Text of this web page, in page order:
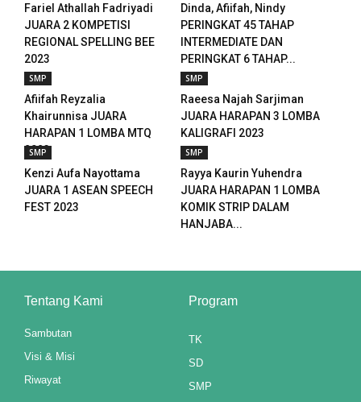
panel
panel
panel
panel
panel
panel
Fariel Athallah Fadriyadi
JUARA 2 KOMPETISI
REGIONAL SPELLING BEE
2023
Dinda, Afiifah, Nindy
PERINGKAT 45 TAHAP
INTERMEDIATE DAN
PERINGKAT 6 TAHAP...
SMP
Afiifah Reyzalia
Khairunnisa JUARA
HARAPAN 1 LOMBA MTQ
2023
SMP
Raeesa Najah Sarjiman
JUARA HARAPAN 3 LOMBA
KALIGRAFI 2023
SMP
Kenzi Aufa Nayottama
JUARA 1 ASEAN SPEECH
FEST 2023
SMP
Rayya Kaurin Yuhendra
JUARA HARAPAN 1 LOMBA
KOMIK STRIP DALAM
HANJABA...
Tentang Kami
Sambutan
Visi & Misi
Riwayat
Program
TK
SD
SMP